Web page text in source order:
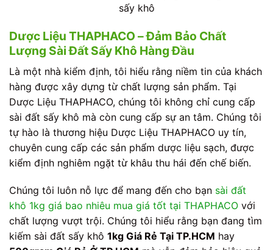
sấy khô
Dược Liệu THAPHACO – Đảm Bảo Chất
Lượng Sài Đất Sấy Khô Hàng Đầu
Là một nhà kiểm định, tôi hiểu rằng niềm tin của khách
hàng được xây dựng từ chất lượng sản phẩm. Tại
Dược Liệu THAPHACO, chúng tôi không chỉ cung cấp
sài đất sấy khô mà còn cung cấp sự an tâm. Chúng tôi
tự hào là thương hiệu Dược Liệu THAPHACO uy tín,
chuyên cung cấp các sản phẩm dược liệu sạch, được
kiểm định nghiêm ngặt từ khâu thu hái đến chế biến.
Chúng tôi luôn nỗ lực để mang đến cho bạn sài đất
khô 1kg giá bao nhiêu mua giá tốt tại THAPHACO với
chất lượng vượt trội. Chúng tôi hiểu rằng bạn đang tìm
kiếm sài đất sấy khô 1kg Giá Rẻ Tại TP.HCM hay